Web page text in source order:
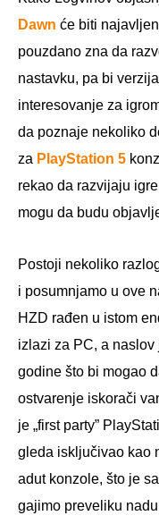
Dawn će biti
pouzdano zna da
nastavku, pa bi
interesovanje za
da poznaje nekoliko
za PlayStation 5
rekao da razvijaju
mogu da budu
Postoji nekoliko
i posumnjamo u ove
HZD rađen u istom
izlazi za PC, a
godine što bi mogao
ostvarenje iskorači
je „first party”
gleda isključivao kao
adut konzole, što je
gajimo preveliku